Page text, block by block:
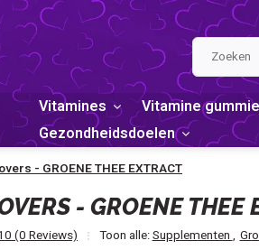
Vitamines Vitamine
Gezondheidsdoelen
- GROENE THEE EXTRACT
- GROENE THEE
(0 Reviews) Toon alle:Supplementen,